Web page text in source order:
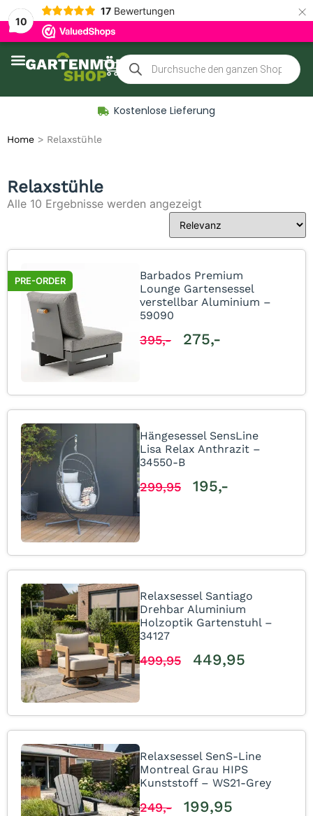
10
17 Bewertungen ×
Kostenlose Lieferung
Home > Relaxstühle
Relaxstühle
Alle 10 Ergebnisse werden angezeigt
PRE-ORDER
Barbados Premium
Lounge Gartensessel
verstellbar Aluminium –
59090
395,- 275,-
Hängesessel SensLine
Lisa Relax Anthrazit –
34550-B
299,95 195,-
Relaxsessel Santiago
Drehbar Aluminium
Holzoptik Gartenstuhl –
34127
499,95 449,95
Relaxsessel SenS-Line
Montreal Grau HIPS
Kunststoff – WS21-Grey
249,- 199,95